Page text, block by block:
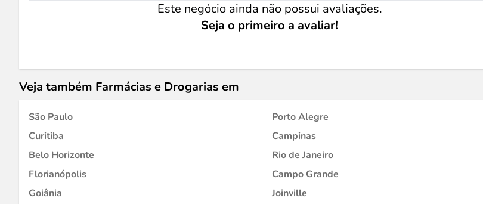
Este negócio ainda não possui avaliações.
Seja o primeiro a avaliar!
Veja também Farmácias e Drogarias em
São Paulo
Porto Alegre
Curitiba
Campinas
Belo Horizonte
Rio de Janeiro
Florianópolis
Campo Grande
Goiânia
Joinville